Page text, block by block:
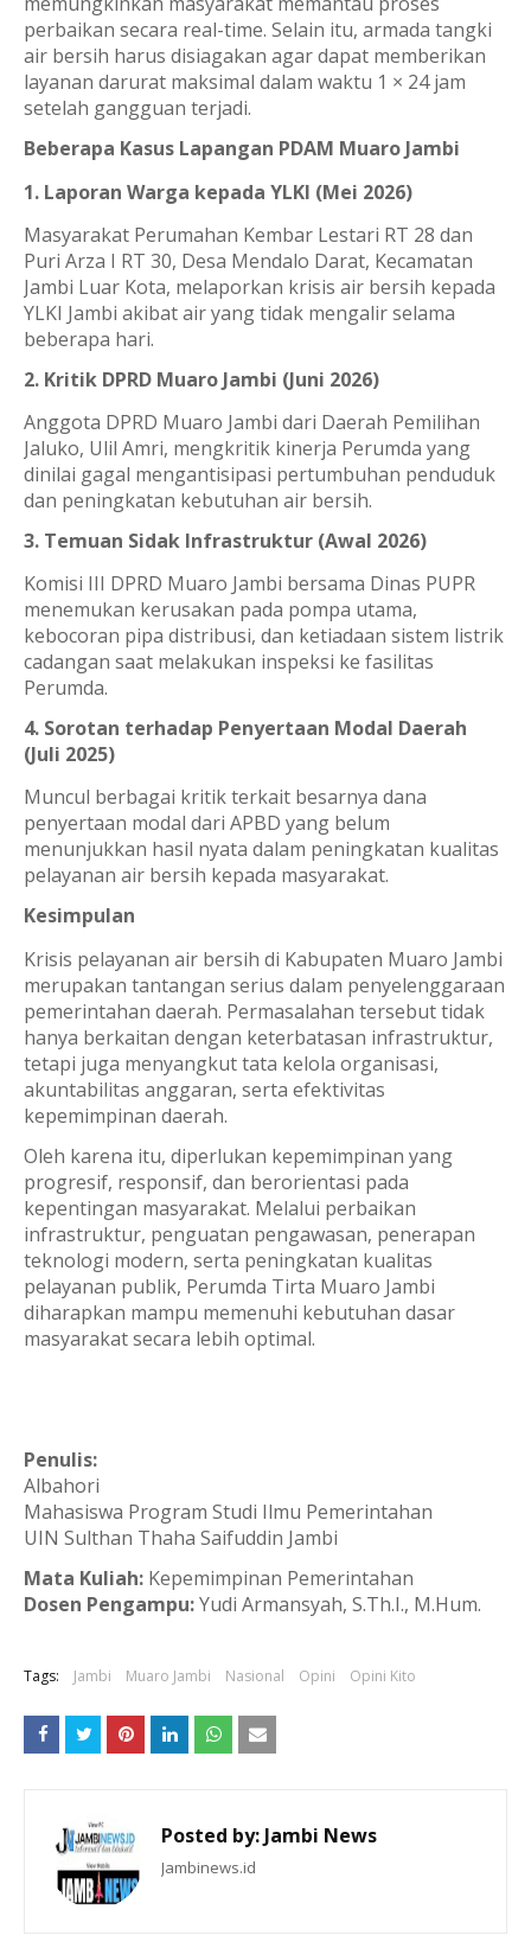
perbaikan secara real-time. Selain itu, armada tangki
air bersih harus disiagakan agar dapat memberikan
layanan darurat maksimal dalam waktu 1 × 24 jam
setelah gangguan terjadi.
Beberapa Kasus Lapangan PDAM Muaro Jambi
1. Laporan Warga kepada YLKI (Mei 2026)
Masyarakat Perumahan Kembar Lestari RT 28 dan
Puri Arza I RT 30, Desa Mendalo Darat, Kecamatan
Jambi Luar Kota, melaporkan krisis air bersih kepada
YLKI Jambi akibat air yang tidak mengalir selama
beberapa hari.
2. Kritik DPRD Muaro Jambi (Juni 2026)
Anggota DPRD Muaro Jambi dari Daerah Pemilihan
Jaluko, Ulil Amri, mengkritik kinerja Perumda yang
dinilai gagal mengantisipasi pertumbuhan penduduk
dan peningkatan kebutuhan air bersih.
3. Temuan Sidak Infrastruktur (Awal 2026)
Komisi III DPRD Muaro Jambi bersama Dinas PUPR
menemukan kerusakan pada pompa utama,
kebocoran pipa distribusi, dan ketiadaan sistem listrik
cadangan saat melakukan inspeksi ke fasilitas
Perumda.
4. Sorotan terhadap Penyertaan Modal Daerah
(Juli 2025)
Muncul berbagai kritik terkait besarnya dana
penyertaan modal dari APBD yang belum
menunjukkan hasil nyata dalam peningkatan kualitas
pelayanan air bersih kepada masyarakat.
Kesimpulan
Krisis pelayanan air bersih di Kabupaten Muaro Jambi
merupakan tantangan serius dalam penyelenggaraan
pemerintahan daerah. Permasalahan tersebut tidak
hanya berkaitan dengan keterbatasan infrastruktur,
tetapi juga menyangkut tata kelola organisasi,
akuntabilitas anggaran, serta efektivitas
kepemimpinan daerah.
Oleh karena itu, diperlukan kepemimpinan yang
progresif, responsif, dan berorientasi pada
kepentingan masyarakat. Melalui perbaikan
infrastruktur, penguatan pengawasan, penerapan
teknologi modern, serta peningkatan kualitas
pelayanan publik, Perumda Tirta Muaro Jambi
diharapkan mampu memenuhi kebutuhan dasar
masyarakat secara lebih optimal.
Penulis:
Albahori
Mahasiswa Program Studi Ilmu Pemerintahan
UIN Sulthan Thaha Saifuddin Jambi
Mata Kuliah: Kepemimpinan Pemerintahan
Dosen Pengampu:Yudi Armansyah, S.Th.I., M.Hum.
Tags: Jambi Muaro Jambi Nasional Opini Opini Kito
Posted by: Jambi News
Jambinews.id